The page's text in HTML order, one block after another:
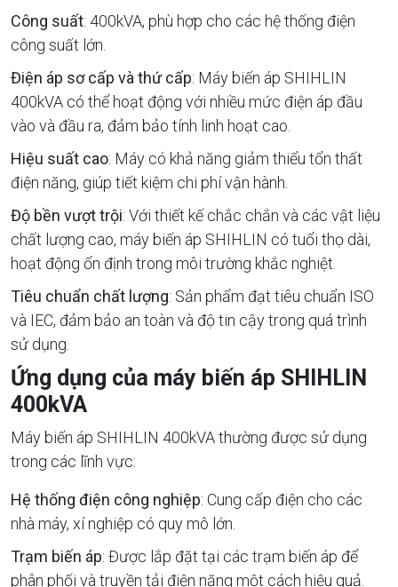
Công suất: 400kVA, phù hợp cho các hệ thống điện
công suất lớn.
Điện áp sơ cấp và thứ cấp: Máy biến áp SHIHLIN
400kVA có thể hoạt động với nhiều mức điện áp đầu
vào và đầu ra, đảm bảo tính linh hoạt cao.
Hiệu suất cao: Máy có khả năng giảm thiểu tổn thất
điện năng, giúp tiết kiệm chi phí vận hành.
Độ bền vượt trội: Với thiết kế chắc chắn và các vật liệu
chất lượng cao, máy biến áp SHIHLIN có tuổi thọ dài,
hoạt động ổn định trong môi trường khắc nghiệt.
Tiêu chuẩn chất lượng: Sản phẩm đạt tiêu chuẩn ISO
và IEC, đảm bảo an toàn và độ tin cậy trong quá trình
sử dụng.
Ứng dụng của máy biến áp SHIHLIN
400kVA
Máy biến áp SHIHLIN 400kVA thường được sử dụng
trong các lĩnh vực:
Hệ thống điện công nghiệp: Cung cấp điện cho các
nhà máy, xí nghiệp có quy mô lớn.
Trạm biến áp: Được lắp đặt tại các trạm biến áp để
phân phối và truyền tải điện năng một cách hiệu quả.